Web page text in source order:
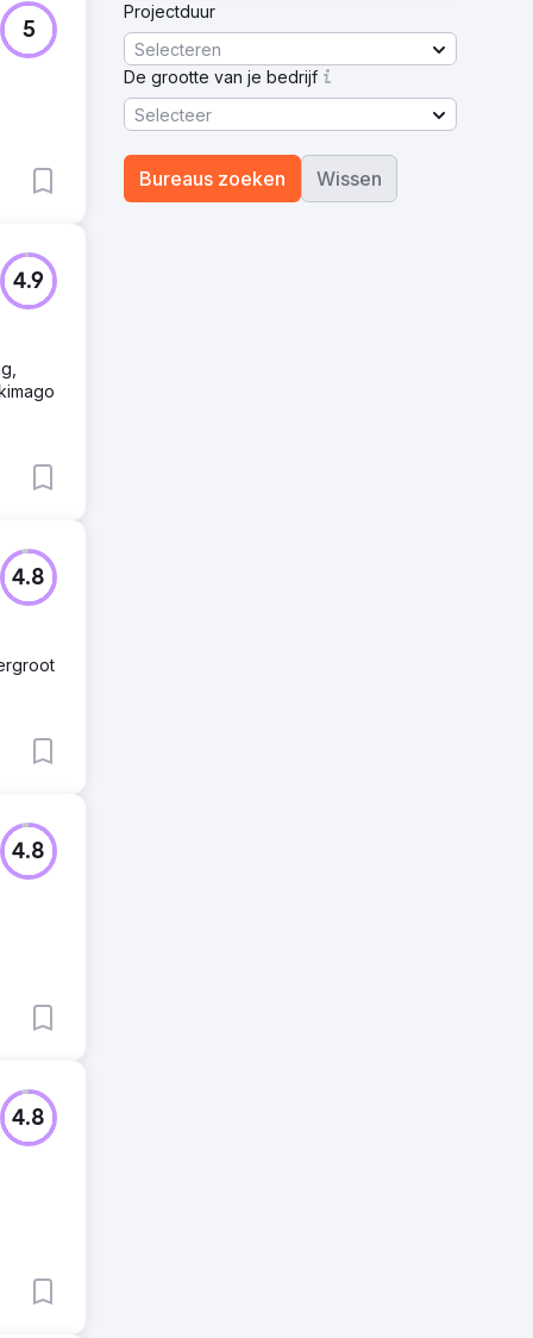
5
4.9
4.8
4.8
4.8
Projectduur
Selecteren
De grootte van je bedrijf
Selecteer
Bureaus zoeken Wissen